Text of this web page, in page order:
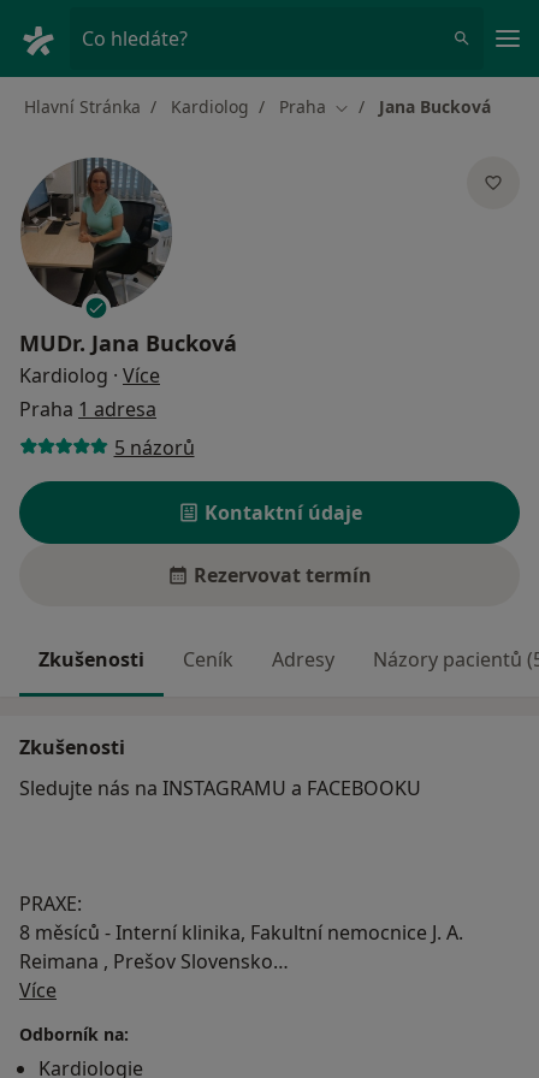
Co hledáte?
Hlavní Stránka Kardiolog Praha Změna města
Jana Bucková
MUDr. Jana Bucková
Kardiolog · Více
Praha 1 adresa
5 názorů
Kontaktní údaje
Rezervovat termín
Zkušenosti Ceník Adresy Názory pacientů
Zkušenosti
Sledujte nás na INSTAGRAMU a FACEBOOKU
PRAXE:
8 měsíců - Interní klinika, Fakultní nemocnice J. A.
Reimana , Prešov Slovensko
2 roky - Interní oddělení, Beroun
1 rok - Interní klinika, Fakultní nemocnice Motol,
včetně výukové činnosti
Více
Odborník na:
Kardiologie